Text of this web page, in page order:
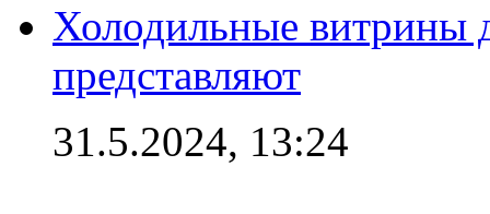
Холодильные витрины
представляют
31.5.2024, 13:24